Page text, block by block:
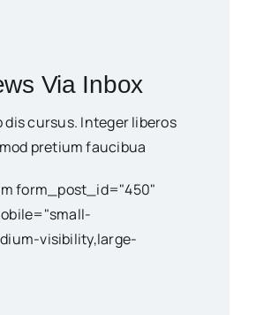
Via Inbox
dis cursus. Integer liberos
pretium faucibua
form_post_id="450"
visibility,large-